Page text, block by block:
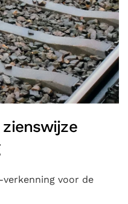
verkenning voor de